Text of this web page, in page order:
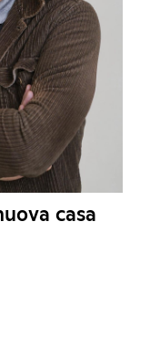
casa